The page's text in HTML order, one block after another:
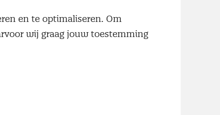
en te optimaliseren. Om
wij graag jouw toestemming